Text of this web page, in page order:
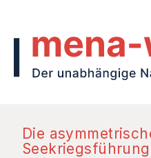
Die